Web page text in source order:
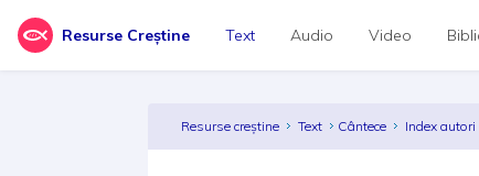
Resurse Creștine Text Audio Video
Resurse creștine Text Cântece Index autori